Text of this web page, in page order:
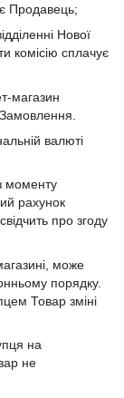
Продавець;
Нової
комісію сплачує
магазин
валюті
моменту
рахунок
про згоду
може
порядку.
Товар зміні
на
не